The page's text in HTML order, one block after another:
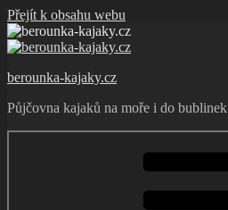
Přejít k obsahu webu
berounka-kajaky.cz
Půjčovna kajaků na moře i do bublinek